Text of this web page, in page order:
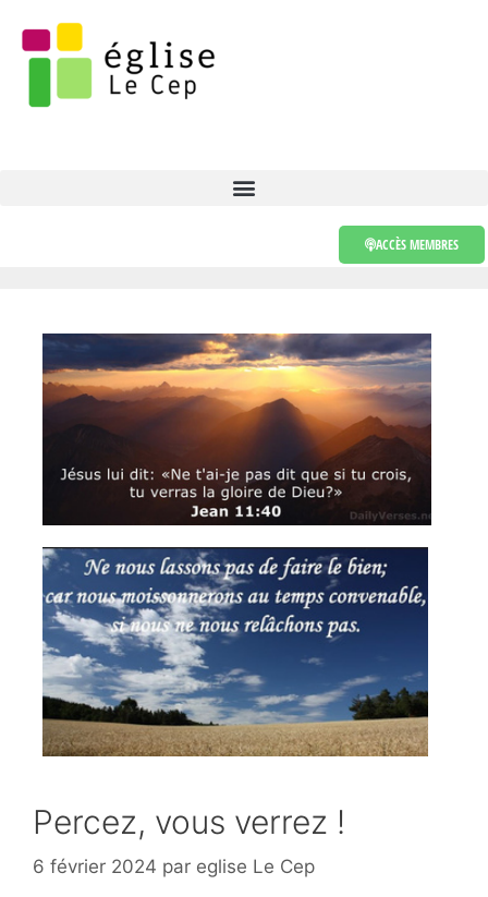
ACCÈS MEMBRES
Percez, vous verrez !
6 février 2024 par eglise Le Cep